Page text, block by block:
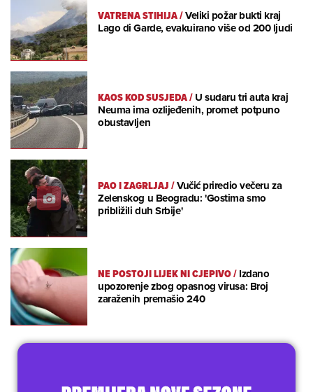
VATRENA STIHIJA/Veliki požar bukti kraj
Lago di Garde, evakuirano više od 200 ljudi
KAOS KOD SUSJEDA/U sudaru tri auta kraj
Neuma ima ozlijeđenih, promet potpuno
obustavljen
PAO I ZAGRLJAJ/Vučić priredio večeru za
Zelenskog u Beogradu: 'Gostima smo
približili duh Srbije'
NE POSTOJI LIJEK NI CJEPIVO/Izdano
upozorenje zbog opasnog virusa: Broj
zaraženih premašio 240